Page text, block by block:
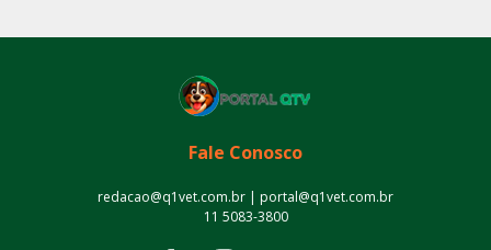
Fale Conosco
redacao@q1vet.com.br | portal@q1vet.com.br
11 5083-3800